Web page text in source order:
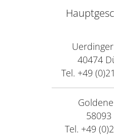
40474
Tel. +49
Tel. +49